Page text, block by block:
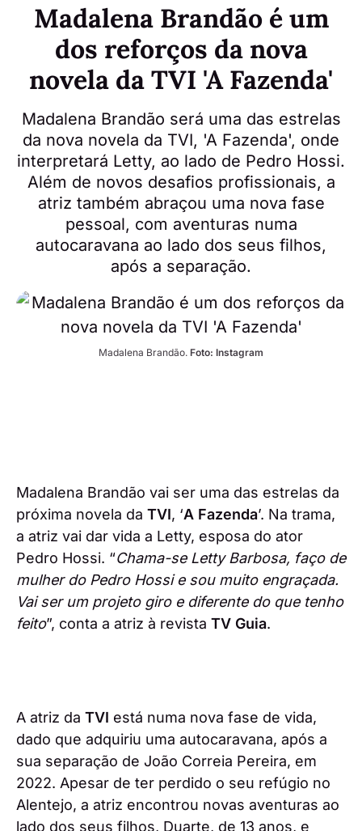
Madalena Brandão é um
dos reforços da nova
novela da TVI 'A Fazenda'
Madalena Brandão será uma das estrelas
da nova novela da TVI, 'A Fazenda', onde
interpretará Letty, ao lado de Pedro Hossi.
Além de novos desafios profissionais, a
atriz também abraçou uma nova fase
pessoal, com aventuras numa
autocaravana ao lado dos seus filhos,
após a separação.
Madalena Brandão. Foto: Instagram
Madalena Brandão vai ser uma das estrelas da
próxima novela da TVI, ‘A Fazenda’. Na trama,
a atriz vai dar vida a Letty, esposa do ator
Pedro Hossi. “Chama-se Letty Barbosa, faço de
mulher do Pedro Hossi e sou muito engraçada.
Vai ser um projeto giro e diferente do que tenho
feito”, conta a atriz à revista TV Guia.
A atriz da TVI está numa nova fase de vida,
dado que adquiriu uma autocaravana, após a
sua separação de João Correia Pereira, em
2022. Apesar de ter perdido o seu refúgio no
Alentejo, a atriz encontrou novas aventuras ao
lado dos seus filhos, Duarte, de 13 anos, e